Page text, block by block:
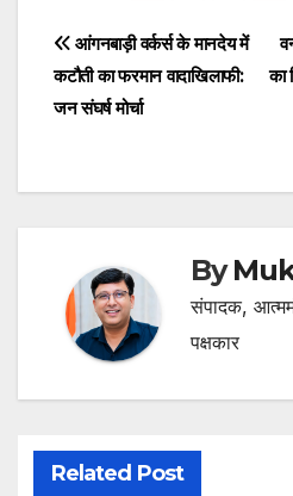
Post
navigation
का
आंगनबाड़ी वर्कर्स के मानदेय में
कटौती का फरमान वादाखिलाफी:
जन संघर्ष मोर्चा
By
संपादक,
पक्षकार
Related Post